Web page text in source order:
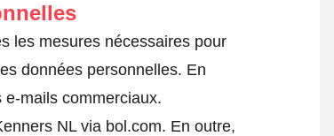
les mesures nécessaires pour
données personnelles. En
mails commerciaux.
NL via bol.com. En outre,